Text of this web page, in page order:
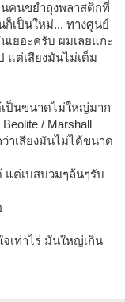
นคนขยำถุงพลาสติกที่
เป็นใหม่... ทางศูนย์
เยอะครับ ผมเลยแกะ
แต่เสียงมันไม่เต็ม
ป็นขนาดไม่ใหญ่มาก
/ Marshall
าเสียงมันไม่ได้ขนาด
แต่เบสบวมๆล้นๆรับ
เท่าไร่ มันใหญ่เกิน